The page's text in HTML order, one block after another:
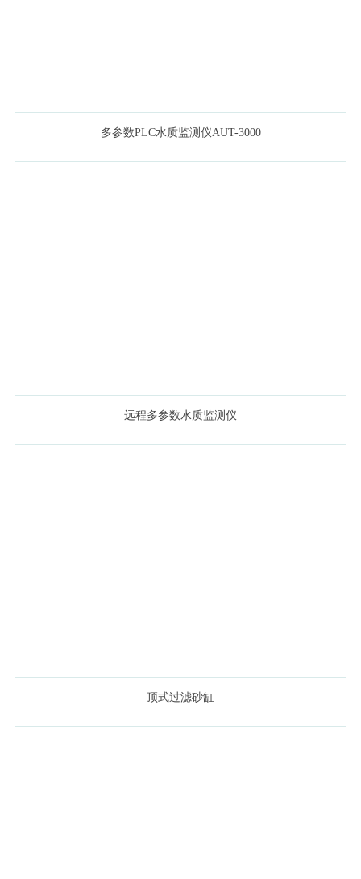
多参数PLC水质监测仪AUT-3000
远程多参数水质监测仪
顶式过滤砂缸